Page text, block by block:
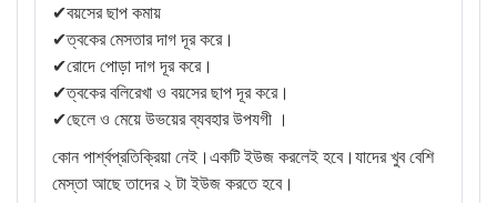
✔বয়সের ছাপ কমায়
✔ত্বকের মেসতার দাগ দূর করে।
✔রোদে পোড়া দাগ দূর করে।
✔ত্বকের বলিরেখা ও বয়সের ছাপ দূর করে।
✔ছেলে ও মেয়ে উভয়ের ব্যবহার উপযগী ।
কোন পার্শ্বপ্রতিক্রিয়া নেই।একটি ইউজ করলেই হবে।যাদের খুব বেশি
মেস্তা আছে তাদের ২ টা ইউজ করতে হবে।